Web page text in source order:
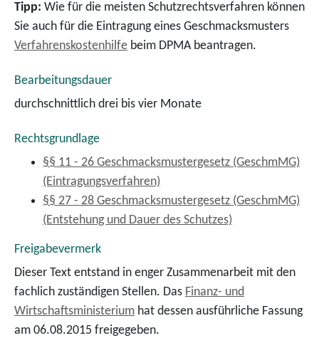
Tipp: Wie für die meisten Schutzrechtsverfahren können
Sie auch für die Eintragung eines Geschmacksmusters
Verfahrenskostenhilfe beim DPMA beantragen.
Bearbeitungsdauer
durchschnittlich drei bis vier Monate
Rechtsgrundlage
§§ 11 - 26 Geschmacksmustergesetz (GeschmMG)
(Eintragungsverfahren)
§§ 27 - 28 Geschmacksmustergesetz (GeschmMG)
(Entstehung und Dauer des Schutzes)
Freigabevermerk
Dieser Text entstand in enger Zusammenarbeit mit den
fachlich zuständigen Stellen. Das Finanz- und
Wirtschaftsministerium hat dessen ausführliche Fassung
am 06.08.2015 freigegeben.